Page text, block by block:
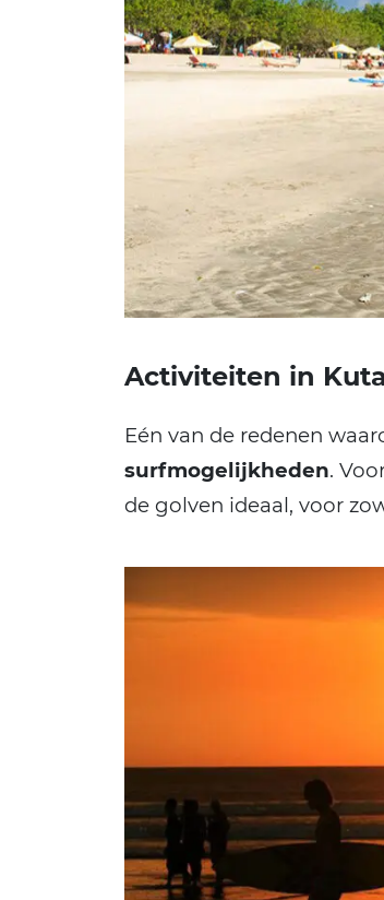
Activiteiten in
Eén van de redenen
surfmogelijkheden.
de golven ideaal, voor